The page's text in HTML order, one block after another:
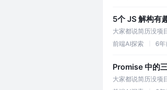
5个 JS 解构有
大家都说简历没项
接着将temp值赋
前端AI探索 6年
Promise 中的
大家都说简历没项